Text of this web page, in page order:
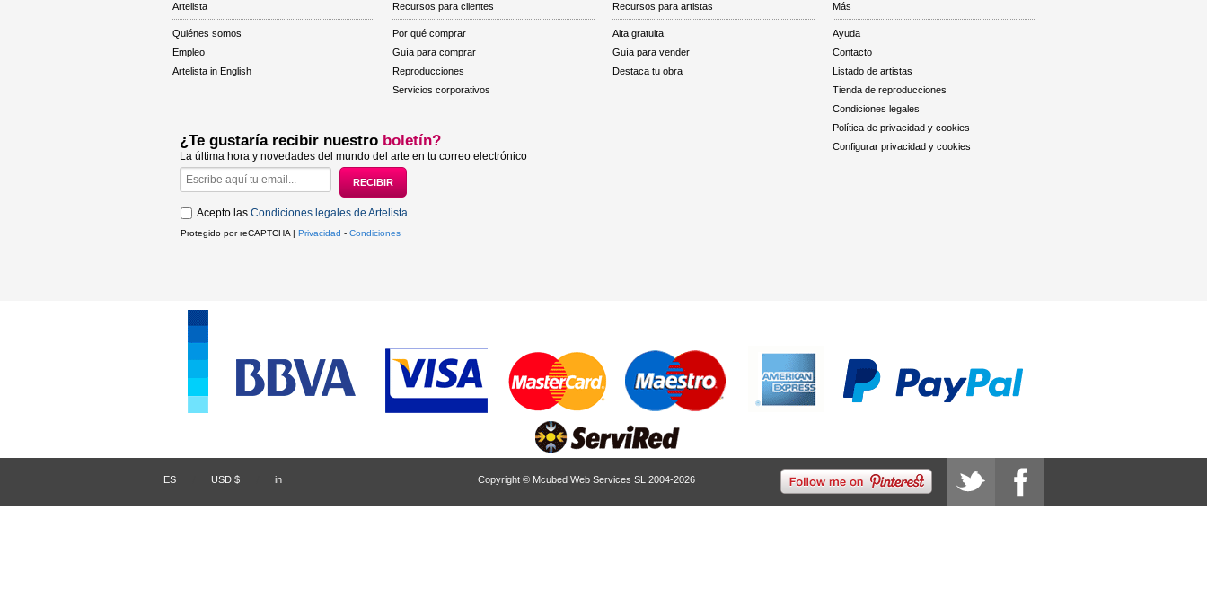
Artelista
Quiénes somos
Empleo
Artelista in English
Recursos para clientes
Por qué comprar
Guía para comprar
Reproducciones
Servicios corporativos
Recursos para artistas
Alta gratuita
Guía para vender
Destaca tu obra
Más
Ayuda
Contacto
Listado de artistas
Tienda de reproducciones
Condiciones legales
Política de privacidad y cookies
Configurar privacidad y cookies
¿Te gustaría recibir nuestro boletín?
La última hora y novedades del mundo del arte en tu correo electrónico
Acepto las Condiciones legales de Artelista.
Protegido por reCAPTCHA | Privacidad - Condiciones
ES USD $ in Copyright © Mcubed Web Services SL 2004-2026